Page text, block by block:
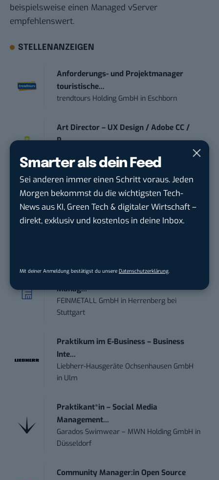
Smarter als dein Feed
Sei anderen immer einen Schritt voraus. Jeden
Morgen bekommst du die wichtigsten Tech-
News aus KI, Green Tech & digitaler Wirtschaft –
direkt, exklusiv und kostenlos in deine Inbox.
Mit deiner Anmeldung bestätigst du unsere Datenschutzerklärung
beispielsweise einen Managed vServer
empfehlenswert.
STELLENANZEIGEN
Anforderungs- und Projektmanager
touristische...
trendtours Holding GmbH in Eschborn
Art Director – UX Design / Adobe CC /
P...
Referent Social Media / Content Creator
(w/m/d)
Actemium Service GmbHinDüsseldorf
Marketing Specialist – AI & Content
Manag...
FEINMETALL GmbH in Herrenberg bei
Stuttgart
Praktikum im E-Business – Business
Inte...
Liebherr-Hausgeräte Ochsenhausen GmbH
in Ulm
Praktikant*in – Social Media
Management...
Garados Swimwear – MWN Holding GmbH in
Düsseldorf
Community Manager:in Open Source